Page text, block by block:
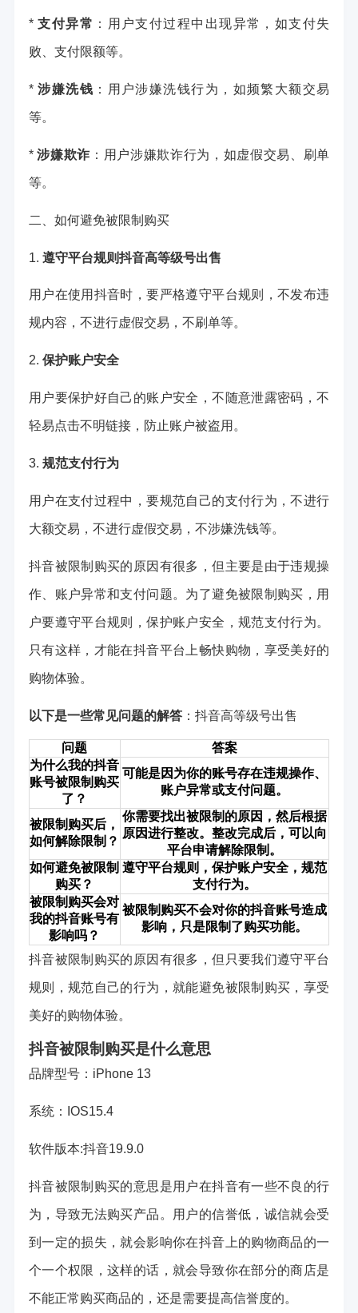
*支付异常 ：用户支付过程中出现异常，如支付失
败、支付限额等。
*涉嫌洗钱 ：用户涉嫌洗钱行为，如频繁大额交易
等。
*涉嫌欺诈 ：用户涉嫌欺诈行为，如虚假交易、刷单
等。
二、如何避免被限制购买
1. 遵守平台规则抖音高等级号出售
用户在使用抖音时，要严格遵守平台规则，不发布违
规内容，不进行虚假交易，不刷单等。
2. 保护账户安全
用户要保护好自己的账户安全，不随意泄露密码，不
轻易点击不明链接，防止账户被盗用。
3. 规范支付行为
用户在支付过程中，要规范自己的支付行为，不进行
大额交易，不进行虚假交易，不涉嫌洗钱等。
抖音被限制购买的原因有很多，但主要是由于违规操
作、账户异常和支付问题。为了避免被限制购买，用
户要遵守平台规则，保护账户安全，规范支付行为。
只有这样，才能在抖音平台上畅快购物，享受美好的
购物体验。
以下是一些常见问题的解答： 抖音高等级号出售
问题
答案
为什么我的抖音
账号被限制购买
了？
可能是因为你的账号存在违规操作、
账户异常或支付问题。
被限制购买后，
如何解除限制？
你需要找出被限制的原因，然后根据
原因进行整改。整改完成后，可以向
平台申请解除限制。
如何避免被限制
购买？
遵守平台规则，保护账户安全，规范
支付行为。
被限制购买会对
我的抖音账号有
影响吗？
被限制购买不会对你的抖音账号造成
影响，只是限制了购买功能。
抖音被限制购买的原因有很多，但只要我们遵守平台
规则，规范自己的行为，就能避免被限制购买，享受
美好的购物体验。
抖音被限制购买是什么意思
品牌型号：iPhone 13
系统：IOS15.4
软件版本:抖音19.9.0
抖音被限制购买的意思是用户在抖音有一些不良的行
为，导致无法购买产品。用户的信誉低，诚信就会受
到一定的损失，就会影响你在抖音上的购物商品的一
个一个权限，这样的话，就会导致你在部分的商店是
不能正常购买商品的，还是需要提高信誉度的。